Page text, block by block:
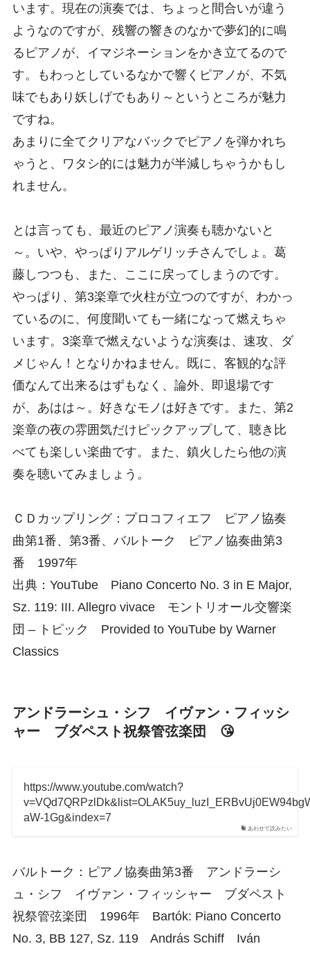
います。現在の演奏では、ちょっと間合いが違う
ようなのですが、残響の響きのなかで夢幻的に鳴
るピアノが、イマジネーションをかき立てるので
す。もわっとしているなかで響くピアノが、不気
味でもあり妖しげでもあり～というところが魅力
ですね。
あまりに全てクリアなバックでピアノを弾かれち
ゃうと、ワタシ的には魅力が半減しちゃうかもし
れません。
とは言っても、最近のピアノ演奏も聴かないと
～。いや、やっぱりアルゲリッチさんでしょ。葛
藤しつつも、また、ここに戻ってしまうのです。
やっぱり、第3楽章で火柱が立つのですが、わかっ
ているのに、何度聞いても一緒になって燃えちゃ
います。3楽章で燃えないような演奏は、速攻、ダ
メじゃん！となりかねません。既に、客観的な評
価なんて出来るはずもなく、論外、即退場です
が、あはは～。好きなモノは好きです。また、第2
楽章の夜の雰囲気だけピックアップして、聴き比
べても楽しい楽曲です。また、鎮火したら他の演
奏を聴いてみましょう。
ＣＤカップリング：プロコフィエフ ピアノ協奏
曲第1番、第3番、バルトーク ピアノ協奏曲第3
番 1997年
出典：YouTube Piano Concerto No. 3 in E Major,
Sz. 119: III. Allegro vivace モントリオール交響楽
団 – トピック Provided to YouTube by Warner
Classics
アンドラーシュ・シフ イヴァン・フィッシ
ャー ブダペスト祝祭管弦楽団 😘
あわせて読みたい
https://www.youtube.com/watch?
aW-1Gg&index=7
バルトーク：ピアノ協奏曲第3番 アンドラーシ
ュ・シフ イヴァン・フィッシャー ブダペスト
祝祭管弦楽団 1996年 Bartók: Piano Concerto
No. 3, BB 127, Sz. 119 András Schiff Iván